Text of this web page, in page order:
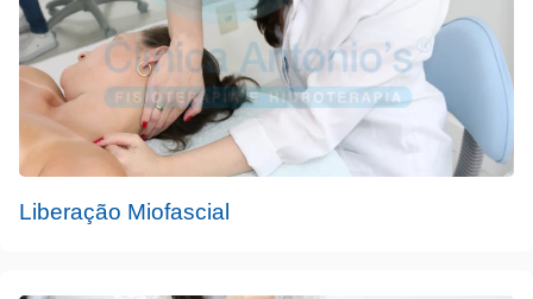
Liberação Miofascial